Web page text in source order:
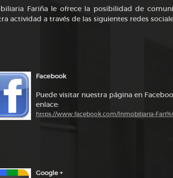
Fariña le ofrece la posibilidad de
actividad a través de las siguientes redes
Facebook
Puede visitar nuestra página en
enlace:
https://www.facebook.com/Inmobiliaria-
Google +